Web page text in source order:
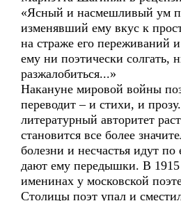
«Ясный и насмешливый ум
изменявший ему вкус к
на страже его переживаний
ему ни поэтически солгать,
разжалобиться...»
Накануне мировой войны
переводит – и стихи, и
литературный авторитет
становится все более
болезни и несчастья идут по
дают ему передышки. В 1915
именинах у московской
Столицы поэт упал и